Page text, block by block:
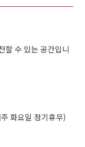
할 수 있는 공간입니
화요일 정기휴무)